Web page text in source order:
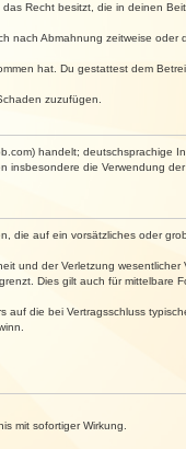
Recht besitzt, die in deinen
nach Abmahnung zeitweise oder
hat. Du gestattest dem
zuzufügen.
handelt; deutschsprachige
die Verwendung
die auf ein vorsätzliches oder
und der Verletzung wesentlicher
Dies gilt auch für mittelbare
die bei Vertragsschluss
mit sofortiger Wirkung.